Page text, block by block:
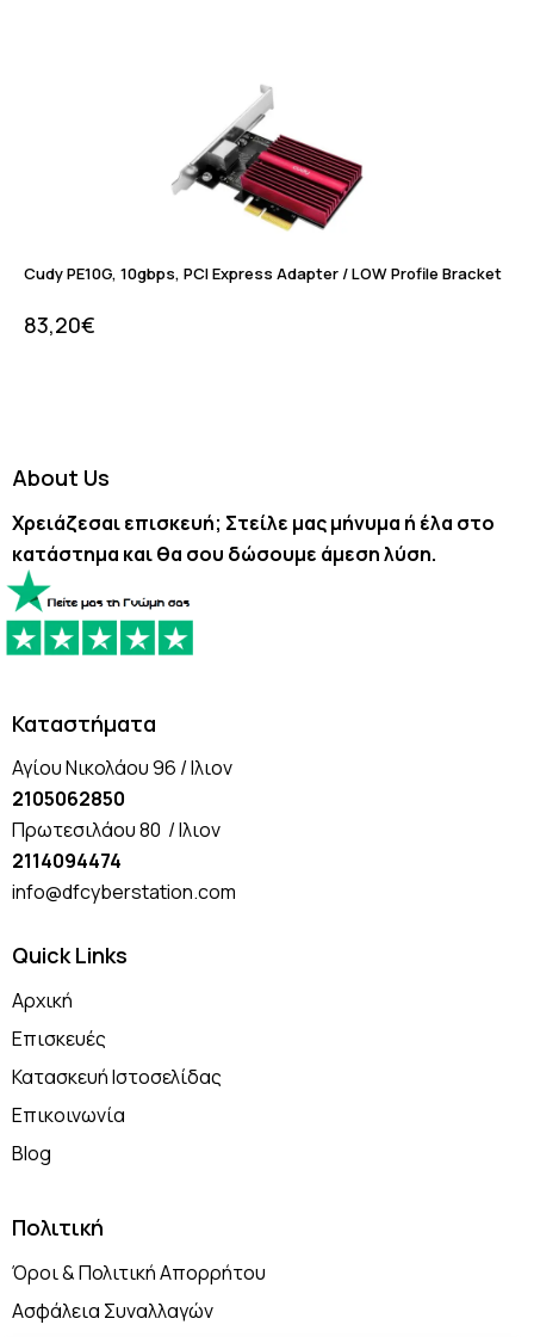
Cudy PE10G, 10gbps, PCI Express Adapter / LOW Profile Bracket
83,20€
About Us
Χρειάζεσαι επισκευή; Στείλε μας μήνυμα ή έλα στο
κατάστημα και θα σου δώσουμε άμεση λύση.
Καταστήματα
Αγίου Νικολάου 96 / Ιλιον
2105062850
Πρωτεσιλάου 80 / Ιλιον
2114094474
info@dfcyberstation.com
Quick Links
Αρχική
Επισκευές
Κατασκευή Ιστοσελίδας
Επικοινωνία
Blog
Πολιτική
Όροι & Πολιτική Απορρήτου
Ασφάλεια Συναλλαγών